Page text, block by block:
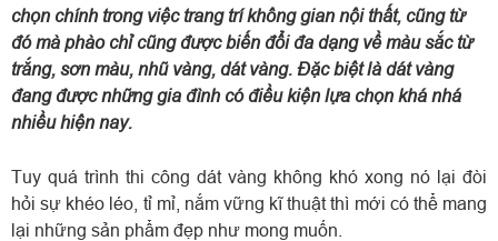
chọn chính trong việc trang trí không gian nội thất, cũng từ
đó mà phào chỉ cũng được biến đổi đa dạng về màu sắc từ
trắng, sơn màu, nhũ vàng, dát vàng. Đặc biệt là dát vàng
đang được những gia đình có điều kiện lựa chọn khá nhá
nhiều hiện nay.
Tuy quá trình thi công dát vàng không khó xong nó lại đòi
hỏi sự khéo léo, tỉ mỉ, nắm vững kĩ thuật thì mới có thể mang
lại những sản phẩm đẹp như mong muốn.